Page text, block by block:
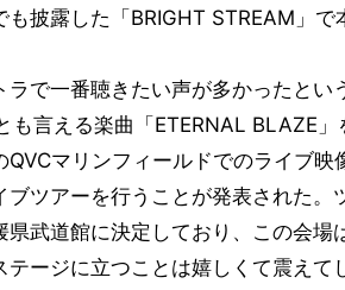
披露した「BRIGHT STREAM」で
ラで一番聴きたい声が多かったとい
言える楽曲「ETERNAL BLAZE」
マリンフィールドでのライブ映
ツアーを行うことが発表された。
武道館に決定しており、この会場
ージに立つことは嬉しくて震えて